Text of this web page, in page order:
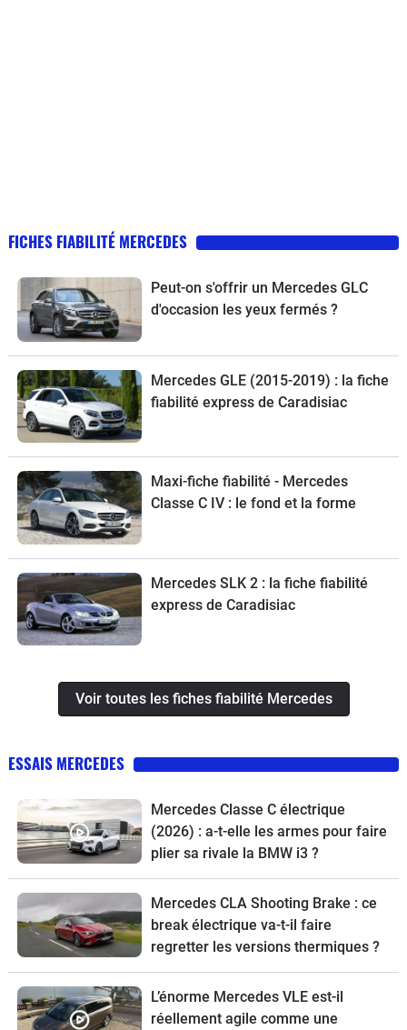
FICHES FIABILITÉ MERCEDES
Peut-on s'offrir un Mercedes GLC
d'occasion les yeux fermés ?
Mercedes GLE (2015-2019) : la fiche
fiabilité express de Caradisiac
Maxi-fiche fiabilité - Mercedes
Classe C IV : le fond et la forme
Mercedes SLK 2 : la fiche fiabilité
express de Caradisiac
Voir toutes les fiches fiabilité Mercedes
ESSAIS MERCEDES
Mercedes Classe C électrique
(2026) : a-t-elle les armes pour faire
plier sa rivale la BMW i3 ?
Mercedes CLA Shooting Brake : ce
break électrique va-t-il faire
regretter les versions thermiques ?
L’énorme Mercedes VLE est-il
réellement agile comme une